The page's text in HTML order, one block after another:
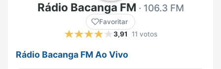
Rádio Bacanga FM · 106.3 FM
Favoritar
3,91
11 votos
Rádio Bacanga FM Ao Vivo